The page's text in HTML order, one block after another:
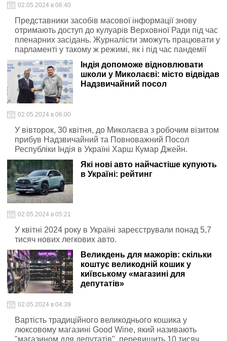
02.05.2024 в 06:40
Представники засобів масової інформації знову
отримають доступ до кулуарів Верховної Ради під час
пленарних засідань. Журналісти зможуть працювати у
парламенті у такому ж режимі, як і під час пандемії
Індія допоможе відновлювати
школи у Миколаєві: місто відвідав
Надзвичайний посол
02.05.2024 в 06:00
У вівторок, 30 квітня, до Миколаєва з робочим візитом
прибув Надзвичайний та Повноважний Посол
Республіки Індія в Україні Харш Кумар Джейн.
Які нові авто найчастіше купують
в Україні: рейтинг
02.05.2024 в 05:21
У квітні 2024 року в Україні зареєстрували понад 5,7
тисяч нових легкових авто.
Великдень для мажорів: скільки
коштує великодній кошик у
київському «магазині для
депутатів»
02.05.2024 в 04:39
Вартість традиційного великоднього кошика у
люксовому магазині Good Wine, який називають
"магазином для депутатів", перевищить 10 тисяч